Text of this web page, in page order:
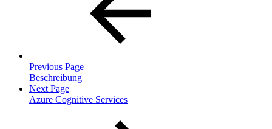
Previous Page
Beschreibung
Next Page
Azure Cognitive Services